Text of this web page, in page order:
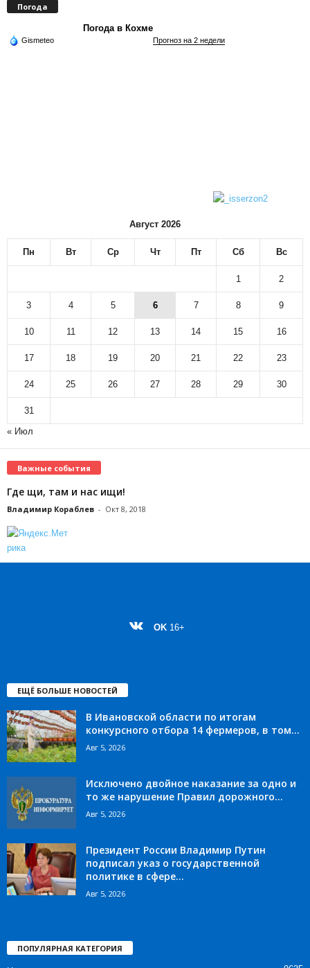
Погода
Погода в Кохме
Gismeteo Прогноз на 2 недели
Август 2026
Пн Вт Ср Чт Пт Сб Вс
1 2
3 4 5 6 7 8 9
10 11 12 13 14 15 16
17 18 19 20 21 22 23
24 25 26 27 28 29 30
31
« Июл
Важные события
Где щи, там и нас ищи!
Владимир Кораблев - Окт 8, 2018
OK 16+
ЕЩЁ БОЛЬШЕ НОВОСТЕЙ
В Ивановской области по итогам
конкурсного отбора 14 фермеров, в том...
Авг 5, 2026
Исключено двойное наказание за одно и
то же нарушение Правил дорожного...
Авг 5, 2026
Президент России Владимир Путин
подписал указ о государственной
политике в сфере...
Авг 5, 2026
ПОПУЛЯРНАЯ КАТЕГОРИЯ